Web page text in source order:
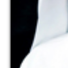
نص الحوار
زيارته
نرحب بك